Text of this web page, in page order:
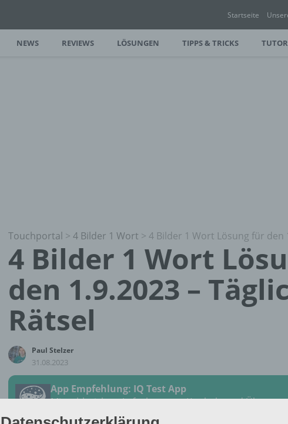
Startseite
NEWS REVIEWS LÖSUNGEN TIPPS & TRICKS
Touchportal > 4 Bilder 1 Wort > 4 Bilder 1 Wort Lösung für den
4 Bilder 1 Wort
den 1.9.2023 –
Rätsel
Paul Stelzer
31.08.2023
App Empfehlung: IQ Test App
Mit zahlreichen Aufgaben zum Knobeln und Üben
JETZT KOSTENLOS HERUNTERLADEN